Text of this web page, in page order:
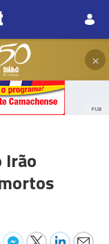
×
PUB
Irão